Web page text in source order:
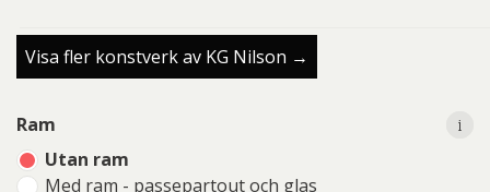
Visa fler konstverk av KG Nilson →
Ram
Utan ram
Med ram - passepartout och glas
ii